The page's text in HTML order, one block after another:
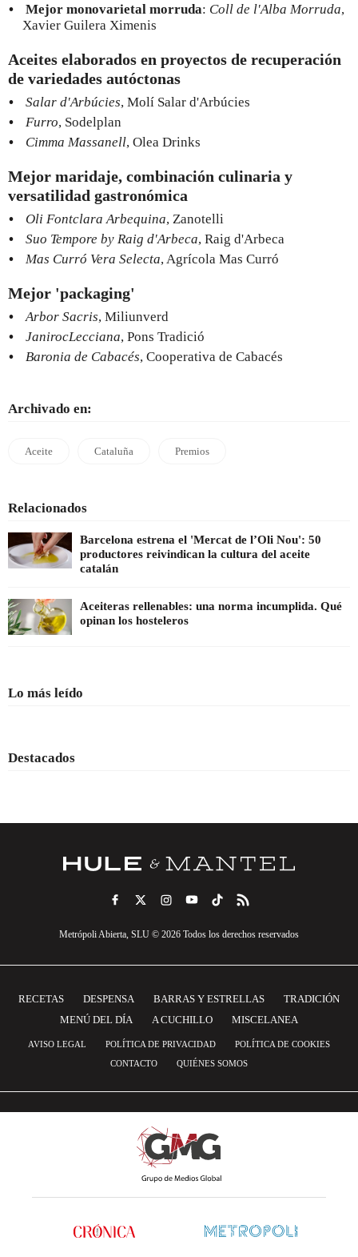
Mejor monovarietal morruda: Coll de l'Alba Morruda,
Xavier Guilera Ximenis
Aceites elaborados en proyectos de recuperación
de variedades autóctonas
Salar d'Arbúcies, Molí Salar d'Arbúcies
Furro, Sodelplan
Cimma Massanell, Olea Drinks
Mejor maridaje, combinación culinaria y
versatilidad gastronómica
Oli Fontclara Arbequina, Zanotelli
Suo Tempore by Raig d'Arbeca, Raig d'Arbeca
Mas Curró Vera Selecta, Agrícola Mas Curró
Mejor 'packaging'
Arbor Sacris, Miliunverd
JanirocLecciana, Pons Tradició
Baronia de Cabacés, Cooperativa de Cabacés
Archivado en:
Aceite Cataluña Premios
Relacionados
Barcelona estrena el 'Mercat de l’Oli Nou': 50
productores reivindican la cultura del aceite
catalán
Aceiteras rellenables: una norma incumplida. Qué
opinan los hosteleros
Lo más leído
Destacados
Metrópoli Abierta, SLU © 2026 Todos los derechos reservados
RECETAS DESPENSA BARRAS Y ESTRELLAS
TRADICIÓN
MENÚ DEL DÍA
A CUCHILLO MISCELANEA
AVISO LEGAL POLÍTICA DE PRIVACIDAD
POLÍTICA DE COOKIES
CONTACTO
QUIÉNES SOMOS